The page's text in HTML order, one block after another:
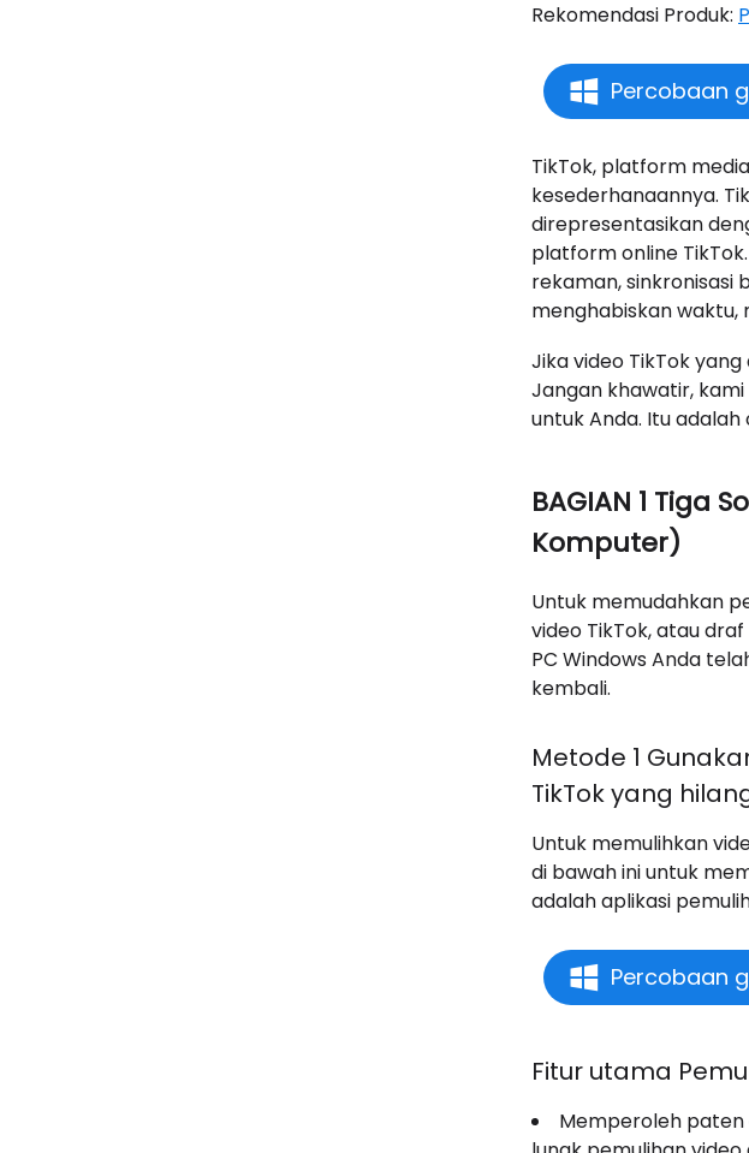
Rekomendasi Produk:
Percobaan
TikTok, platform
kesederhanaannya.
direpresentasikan
platform online
rekaman, sinkronisasi
menghabiskan waktu,
Jika video TikTok
Jangan khawatir,
untuk Anda. Itu
BAGIAN 1 Tiga
Komputer)
Untuk memudahkan
video TikTok, atau
PC Windows Anda
kembali.
Metode 1
TikTok yang
Untuk memulihkan
di bawah ini untuk
adalah aplikasi
Percobaan
Fitur utama
Memperoleh paten